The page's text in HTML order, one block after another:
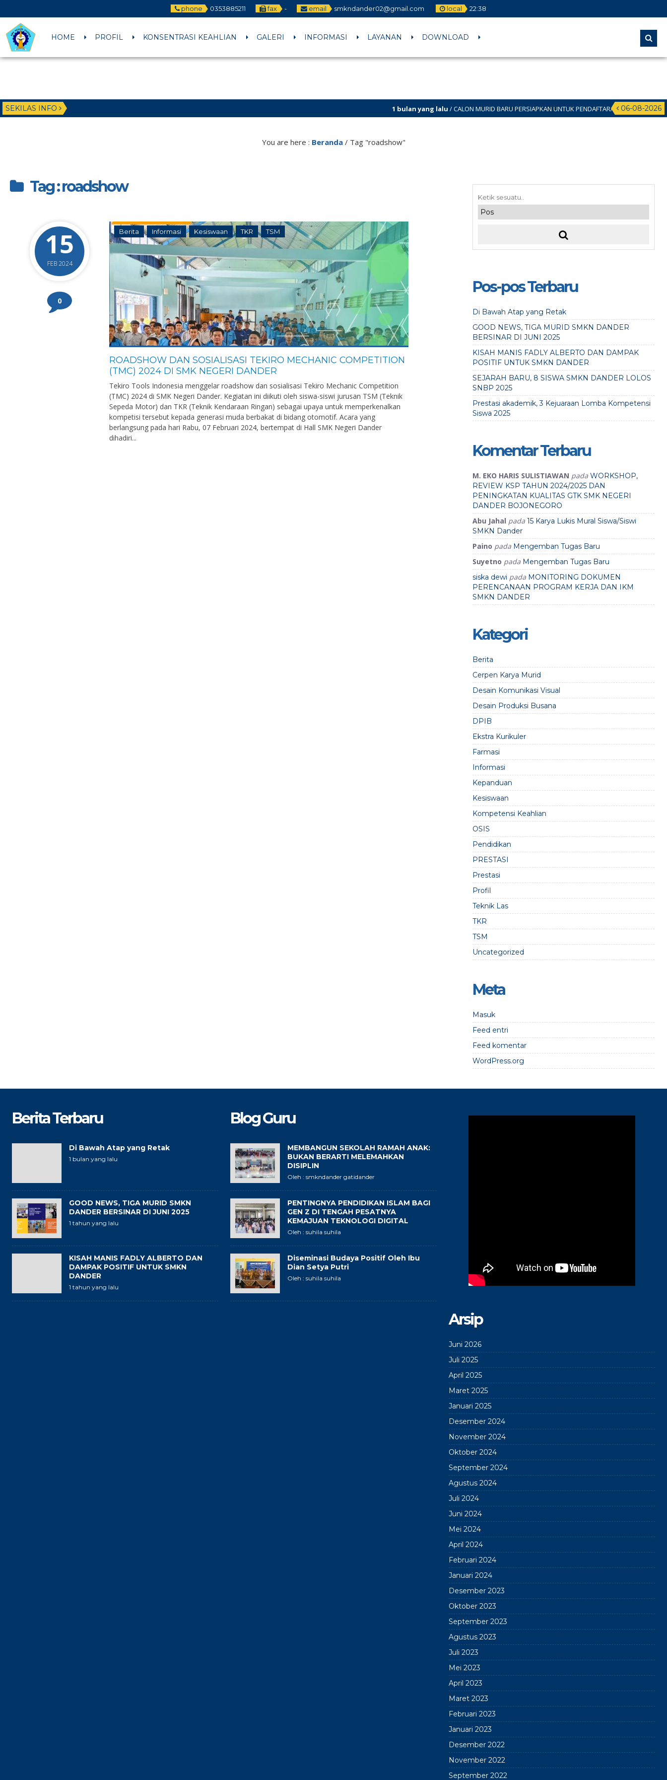
phone 0353885211 fax - email smkndander02@gmail.com local 22:38
HOME PROFIL KONSENTRASI KEAHLIAN GALERI INFORMASI LAYANAN DOWNLOAD
SEKILAS INFO 06-08-2026
1 bulan yang lalu/ CALON MURID BARU PERSIAPKAN UNTUK PENDAFTARAN SPMB JALUR DOMISILI 11
You are here : Beranda/ Tag "roadshow"
Tag : roadshow
15
FEB 2024
0
Berita Informasi Kesiswaan TKR TSM
ROADSHOW DAN SOSIALISASI TEKIRO MECHANIC COMPETITION
(TMC) 2024 DI SMK NEGERI DANDER
Tekiro Tools Indonesia menggelar roadshow dan sosialisasi Tekiro Mechanic Competition
(TMC) 2024 di SMK Negeri Dander. Kegiatan ini diikuti oleh siswa-siswi jurusan TSM (Teknik
Sepeda Motor) dan TKR (Teknik Kendaraan Ringan) sebagai upaya untuk memperkenalkan
kompetisi tersebut kepada generasi muda berbakat di bidang otomotif. Acara yang
berlangsung pada hari Rabu, 07 Februari 2024, bertempat di Hall SMK Negeri Dander
dihadiri...
Pos-pos Terbaru
Di Bawah Atap yang Retak
GOOD NEWS, TIGA MURID SMKN DANDER
BERSINAR DI JUNI 2025
KISAH MANIS FADLY ALBERTO DAN DAMPAK
POSITIF UNTUK SMKN DANDER
SEJARAH BARU, 8 SISWA SMKN DANDER LOLOS
SNBP 2025
Prestasi akademik, 3 Kejuaraan Lomba Kompetensi
Siswa 2025
Komentar Terbaru
M. EKO HARIS SULISTIAWAN pada WORKSHOP,
REVIEW KSP TAHUN 2024/2025 DAN
PENINGKATAN KUALITAS GTK SMK NEGERI
DANDER BOJONEGORO
Abu Jahal pada 15 Karya Lukis Mural Siswa/Siswi
SMKN Dander
Paino pada Mengemban Tugas Baru
Suyetno pada Mengemban Tugas Baru
siska dewi pada MONITORING DOKUMEN
PERENCANAAN PROGRAM KERJA DAN IKM
SMKN DANDER
Kategori
Berita
Cerpen Karya Murid
Desain Komunikasi Visual
Desain Produksi Busana
DPIB
Ekstra Kurikuler
Farmasi
Informasi
Kepanduan
Kesiswaan
Kompetensi Keahlian
OSIS
Pendidikan
PRESTASI
Prestasi
Profil
Teknik Las
TKR
TSM
Uncategorized
Meta
Masuk
Feed entri
Feed komentar
WordPress.org
Berita Terbaru
Di Bawah Atap yang Retak
1 bulan yang lalu
GOOD NEWS, TIGA MURID SMKN
DANDER BERSINAR DI JUNI 2025
1 tahun yang lalu
KISAH MANIS FADLY ALBERTO DAN
DAMPAK POSITIF UNTUK SMKN
DANDER
1 tahun yang lalu
Blog Guru
MEMBANGUN SEKOLAH RAMAH ANAK:
BUKAN BERARTI MELEMAHKAN
DISIPLIN
Oleh : smkndander gatidander
PENTINGNYA PENDIDIKAN ISLAM BAGI
GEN Z DI TENGAH PESATNYA
KEMAJUAN TEKNOLOGI DIGITAL
Oleh : suhila suhila
Diseminasi Budaya Positif Oleh Ibu
Dian Setya Putri
Oleh : suhila suhila
Arsip
Juni 2026
Juli 2025
April 2025
Maret 2025
Januari 2025
Desember 2024
November 2024
Oktober 2024
September 2024
Agustus 2024
Juli 2024
Juni 2024
Mei 2024
April 2024
Februari 2024
Januari 2024
Desember 2023
Oktober 2023
September 2023
Agustus 2023
Juli 2023
Mei 2023
April 2023
Maret 2023
Februari 2023
Januari 2023
Desember 2022
November 2022
September 2022